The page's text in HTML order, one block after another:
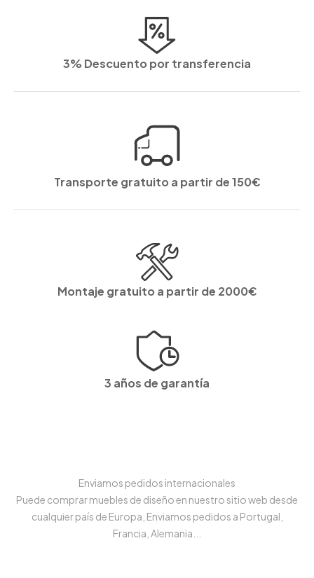
3% Descuento por transferencia
Transporte gratuito a partir de 150€
Montaje gratuito a partir de 2000€
3 años de garantía
Enviamos pedidos internacionales
Puede comprar muebles de diseño en nuestro sitio web desde
cualquier país de Europa, Enviamos pedidos a Portugal,
Francia, Alemania...